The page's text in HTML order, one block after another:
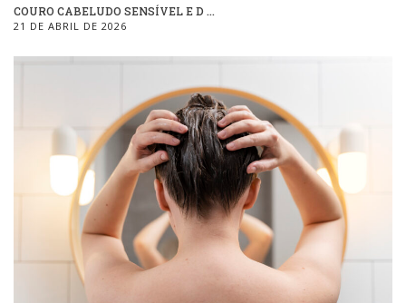
COURO CABELUDO SENSÍVEL E D ...
21 DE ABRIL DE 2026